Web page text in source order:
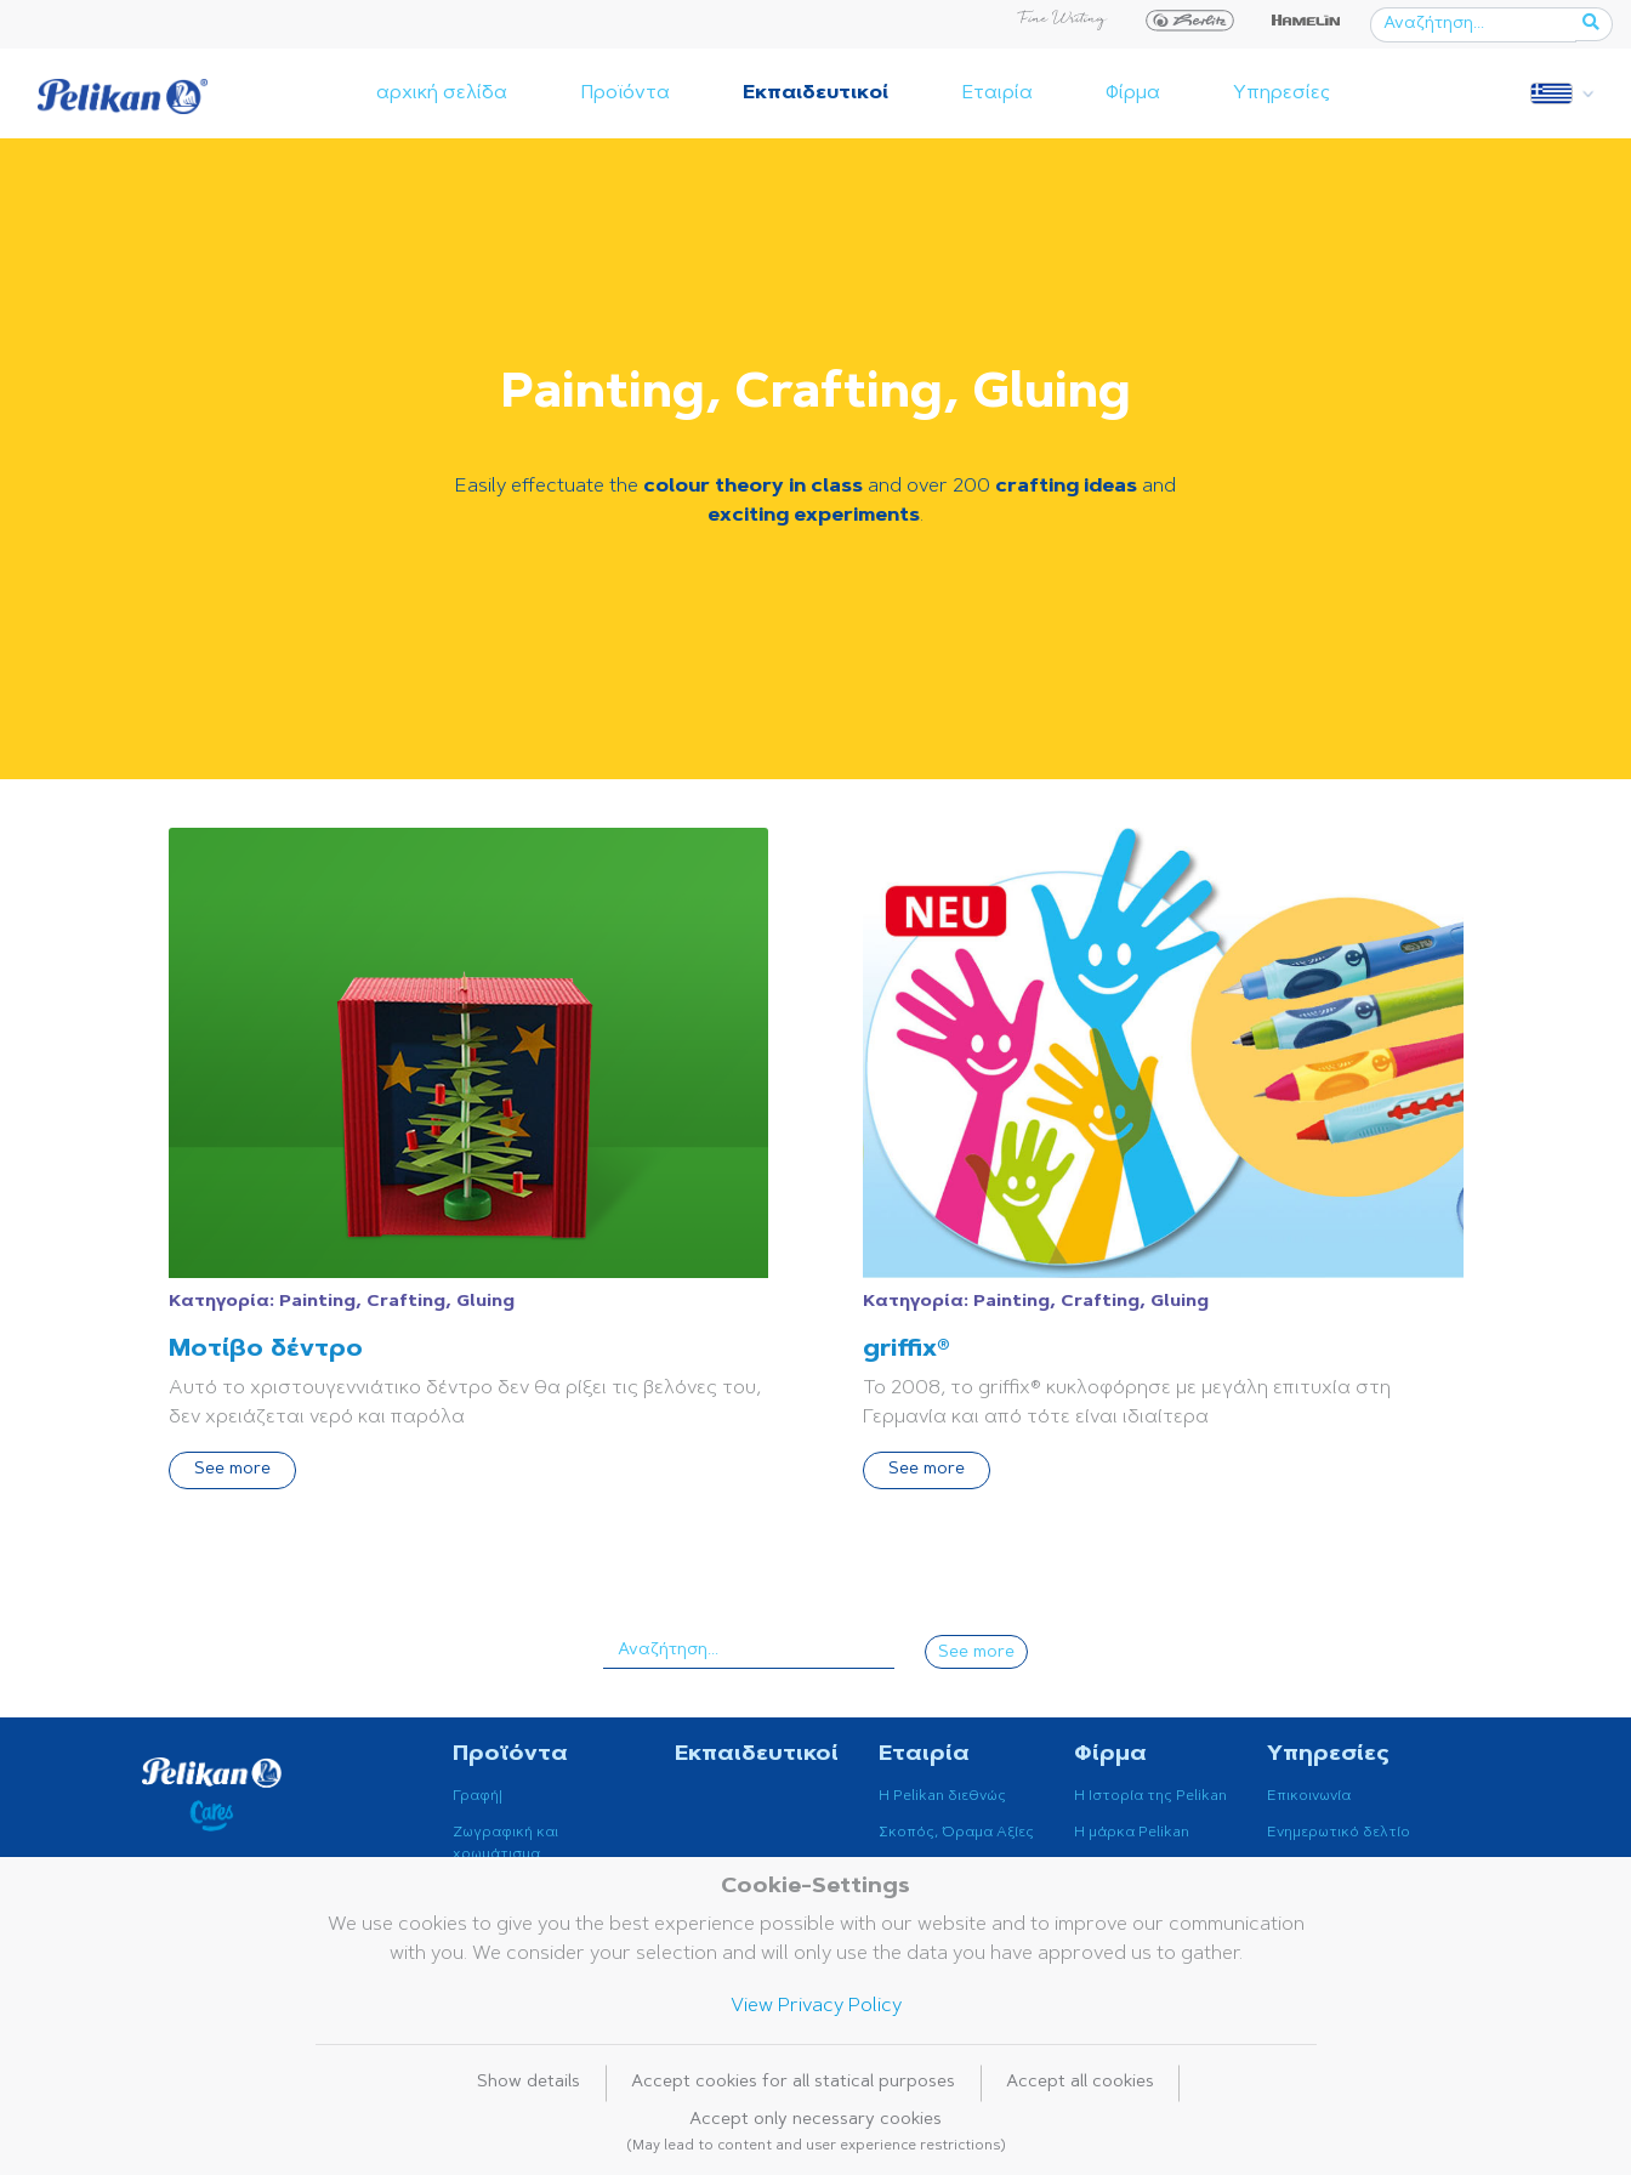
αρχική σελίδα Προϊόντα Εκπαιδευτικοί Εταιρία Φίρμα Υπηρεσίες
Painting, Crafting, Gluing
Easily effectuate the colour theory in class and over 200 crafting ideas and
exciting experiments.
Κατηγορία: Painting, Crafting, Gluing
Μοτίβο δέντρο
Αυτό το χριστουγεννιάτικο δέντρο δεν θα ρίξει τις βελόνες του,
δεν χρειάζεται νερό και παρόλα
See more
Κατηγορία: Painting, Crafting, Gluing
griffix®
Το 2008, το griffix® κυκλοφόρησε με μεγάλη επιτυχία στη
Γερμανία και από τότε είναι ιδιαίτερα
See more
See more
Προϊόντα
Γραφή|
Ζωγραφική και
χρωμάτισμα
Εκπαιδευτικοί Εταιρία
Η Pelikan διεθνώς
Σκοπός, Όραμα Αξίες
Φίρμα
H Ιστορία της Pelikan
H μάρκα Pelikan
Υπηρεσίες
Επικοινωνία
Ενημερωτικό δελτίο
Cookie-Settings
We use cookies to give you the best experience possible with our website and to improve our communication
with you. We consider your selection and will only use the data you have approved us to gather.
View Privacy Policy
Show details Accept cookies for all statical purposes Accept all cookies
Accept only necessary cookies
(May lead to content and user experience restrictions)